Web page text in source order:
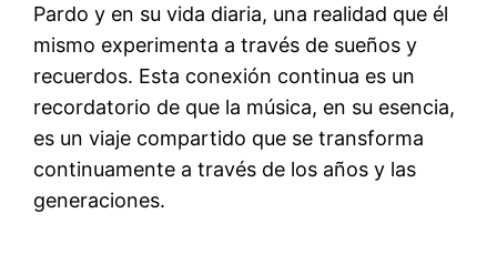
Pardo y en su vida diaria, una realidad que él
mismo experimenta a través de sueños y
recuerdos. Esta conexión continua es un
recordatorio de que la música, en su esencia,
es un viaje compartido que se transforma
continuamente a través de los años y las
generaciones.